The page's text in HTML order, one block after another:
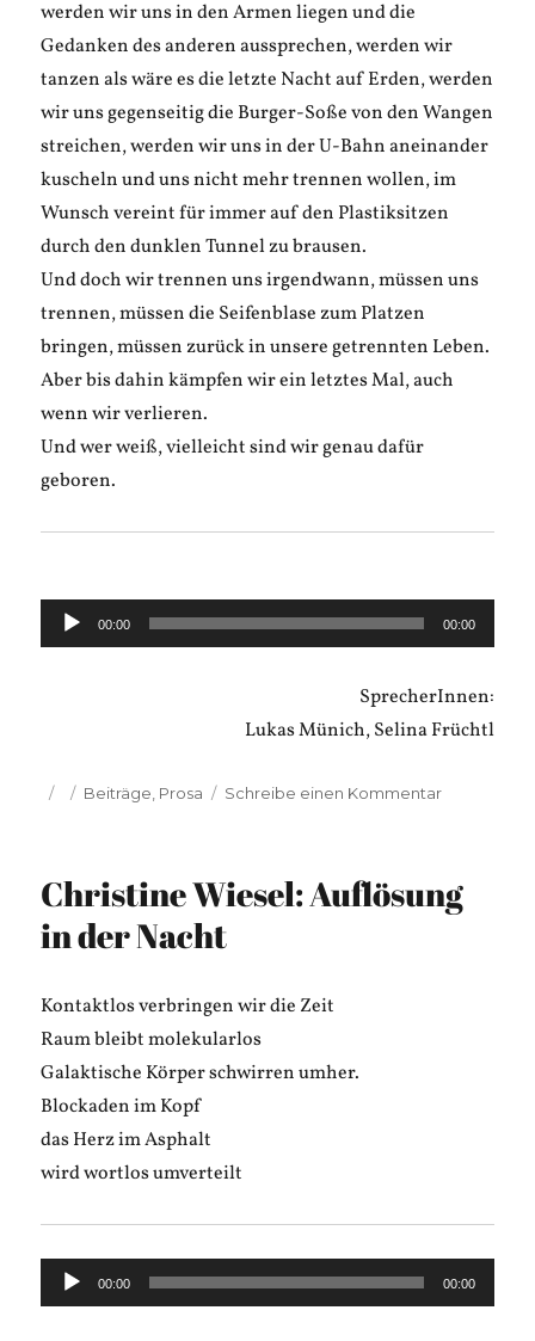
werden wir uns in den Armen liegen und die
Gedanken des anderen aussprechen, werden wir
tanzen als wäre es die letzte Nacht auf Erden, werden
wir uns gegenseitig die Burger-Soße von den Wangen
streichen, werden wir uns in der U-Bahn aneinander
kuscheln und uns nicht mehr trennen wollen, im
Wunsch vereint für immer auf den Plastiksitzen
durch den dunklen Tunnel zu brausen.
Und doch wir trennen uns irgendwann, müssen uns
trennen, müssen die Seifenblase zum Platzen
bringen, müssen zurück in unsere getrennten Leben.
Aber bis dahin kämpfen wir ein letztes Mal, auch
wenn wir verlieren.
Und wer weiß, vielleicht sind wir genau dafür
geboren.
Audio-
Player
00:00 00:00
SprecherInnen:
Lukas Münich, Selina Früchtl
Veröffentlicht
Kategorien
Beiträge Prosa Schreibe einen Kommentarzu
Christine Wiesel: Auflösung
in der Nacht
Kontaktlos verbringen wir die Zeit
Raum bleibt molekularlos
Galaktische Körper schwirren umher.
Blockaden im Kopf
das Herz im Asphalt
wird wortlos umverteilt
Audio-
Player
00:00 00:00